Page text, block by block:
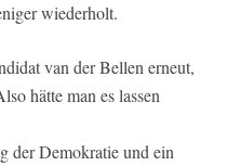
wiederholt.
van der Bellen erneut,
hätte man es lassen
der Demokratie und ein